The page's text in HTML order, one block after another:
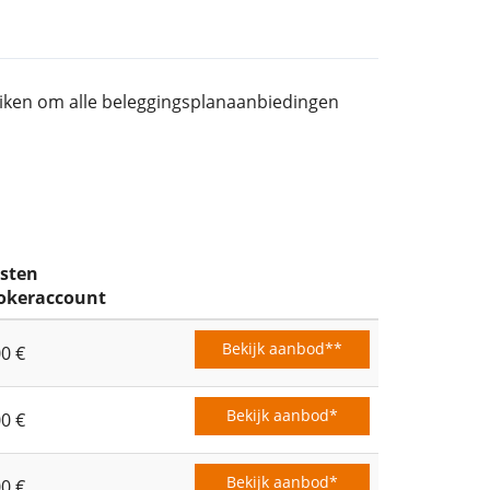
om alle beleggingsplanaanbiedingen
€ Bekijk aanbod**
€ Bekijk aanbod*
Bekijk aanbod*